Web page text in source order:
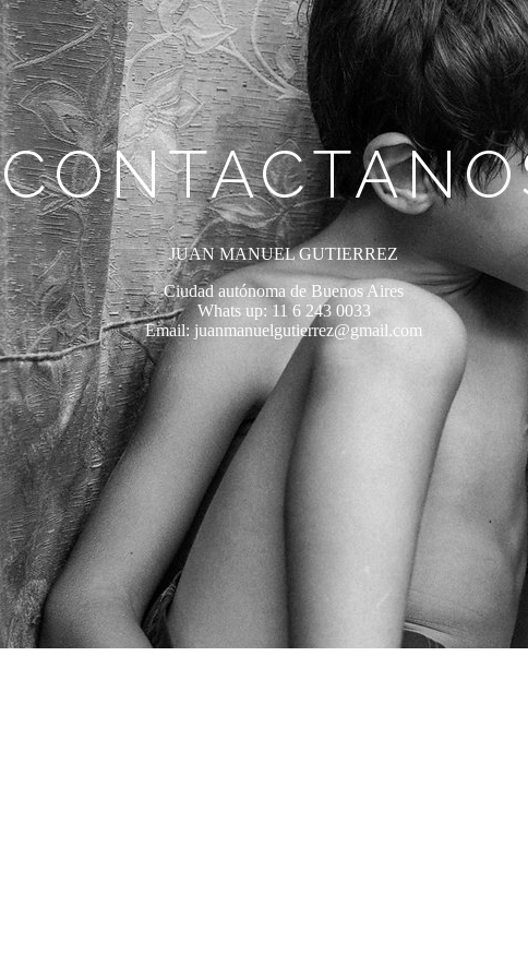
JUAN MANUEL GUTIERREZ
Ciudad autónoma de Buenos Aires
Whats up: 11 6 243 0033
Email: juanmanuelgutierrez@gmail.com